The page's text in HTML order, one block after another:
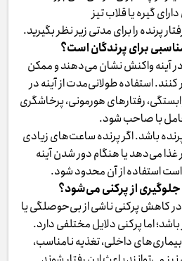
گیره یا قلاب تیز
پرنده را برای مدتی زیر نظر بگیرید.
برای پرندگان است؟
آینه واکنش نشان می‌دهند و ممکن
استفاده طولانی‌مدت از آینه در
رفتارهای هورمونی، پرخاشگری
با صاحب شود.
باشد. اگر پرنده ساعت‌های زیادی
غذا می‌دهد یا هنگام دور شدن آینه
استفاده از آن محدود شود.
جلوگیری از پرکنی می‌شود؟
کاهش پرکنی ناشی از بی‌حوصلگی یا
اما پرکنی دلایل مختلفی دارد.
داخلی، تغذیه نامناسب،